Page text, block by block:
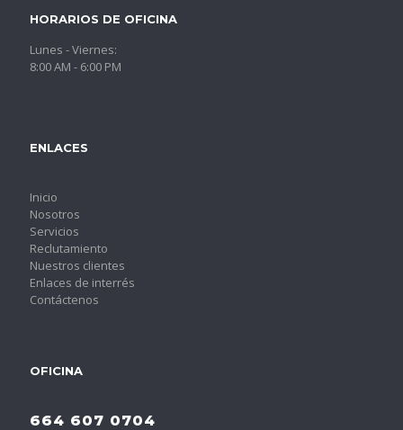
HORARIOS DE OFICINA
Lunes - Viernes:
8:00 AM - 6:00 PM
ENLACES
Inicio
Nosotros
Servicios
Reclutamiento
Nuestros clientes
Enlaces de interrés
Contáctenos
OFICINA
664 607 0704